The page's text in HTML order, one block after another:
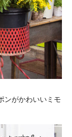
ンがかわいいミモ